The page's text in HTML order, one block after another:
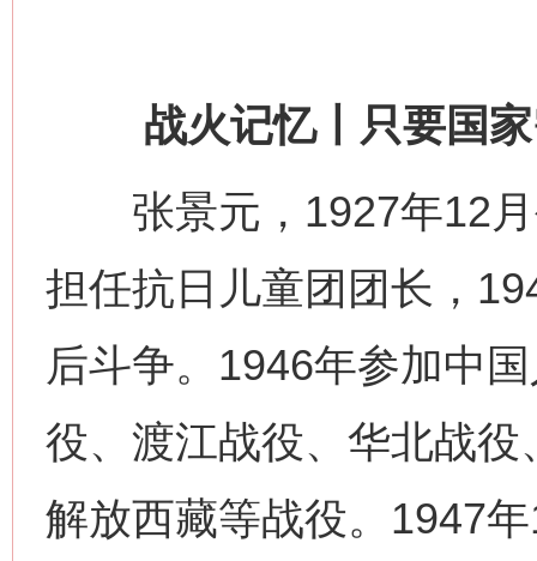
战火记忆丨只要国家
张景元，1927年12月
担任抗日儿童团团长，
后斗争。1946年参加中
役、渡江战役、华北战
解放西藏等战役。1947